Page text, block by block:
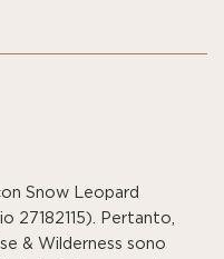
Snow Leopard
27182115). Pertanto,
& Wilderness sono